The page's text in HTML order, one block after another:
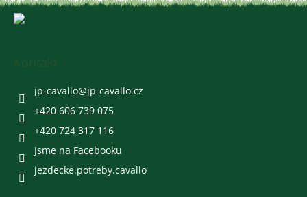
jp-cavallo@jp-cavallo.cz
+420 606 739 075
+420 724 317 116
Jsme na Facebooku
jezdecke.potreby.cavallo